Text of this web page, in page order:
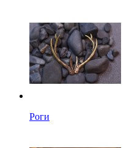
Роги